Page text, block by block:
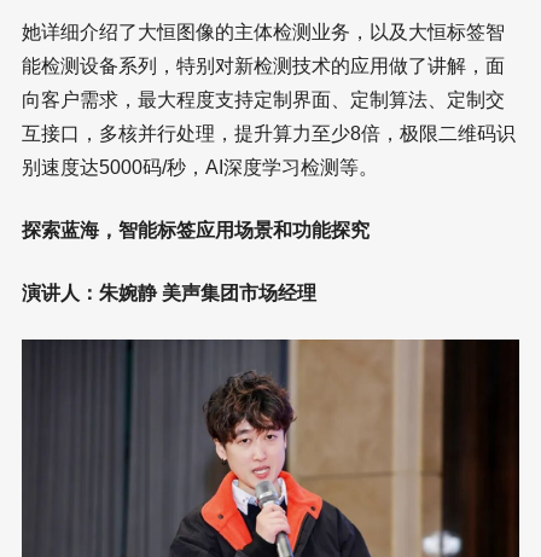
她详细介绍了大恒图像的主体检测业务，以及大恒标签智
能检测设备系列，特别对新检测技术的应用做了讲解，面
向客户需求，最大程度支持定制界面、定制算法、定制交
互接口，多核并行处理，提升算力至少8倍，极限二维码识
别速度达5000码/秒，AI深度学习检测等。
探索蓝海，智能标签应用场景和功能探究
演讲人：朱婉静 美声集团市场经理